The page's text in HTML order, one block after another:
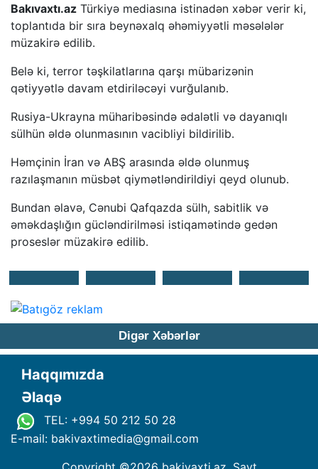
Bakıvaxtı.az Türkiyə mediasına istinadən xəbər verir ki,
toplantıda bir sıra beynəxalq əhəmiyyətli məsələlər
müzakirə edilib.
Belə ki, terror təşkilatlarına qarşı mübarizənin
qətiyyətlə davam etdiriləcəyi vurğulanıb.
Rusiya-Ukrayna müharibəsində ədalətli və dayanıqlı
sülhün əldə olunmasının vacibliyi bildirilib.
Həmçinin İran və ABŞ arasında əldə olunmuş
razılaşmanın müsbət qiymətləndirildiyi qeyd olunub.
Bundan əlavə, Cənubi Qafqazda sülh, sabitlik və
əməkdaşlığın gücləndirilməsi istiqamətində gedən
proseslər müzakirə edilib.
Digər Xəbərlər
Haqqımızda
Əlaqə
TEL: +994 50 212 50 28
E-mail: bakivaxtimedia@gmail.com